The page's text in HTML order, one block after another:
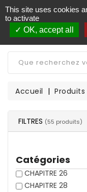
Livraison
CATÉGORIE
Accueil Produits
FILTRES (55 produits)
Catégories
CHAPITRE 26
CHAPITRE 28
This site uses cookies
to activate
OK, accept all